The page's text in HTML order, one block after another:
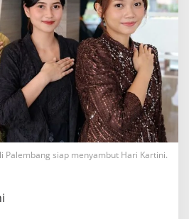
Palembang siap menyambut Hari Kartini.